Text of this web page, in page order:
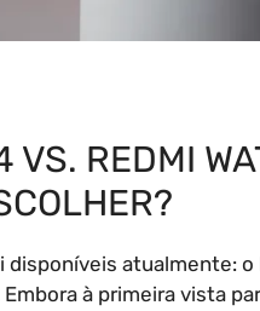
VS. REDMI
atualmente: o
à primeira vista